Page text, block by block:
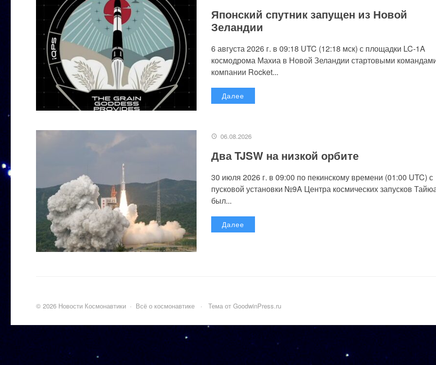
Японский спутник запущен из Новой
Зеландии
6 августа 2026 г. в 09:18 UTC (12:18 мск) с площадки LC-1A
космодрома Махиа в Новой Зеландии стартовыми
компании Rocket...
Далее
06.08.2026
Два TJSW на низкой орбите
30 июля 2026 г. в 09:00 по пекинскому времени (01:00 UTC) с
пусковой установки №9A Центра космических запусков
был...
Далее
© 2026 Новости Космонавтики · Всё о космонавтике · Тема от GoodwinPress.ru